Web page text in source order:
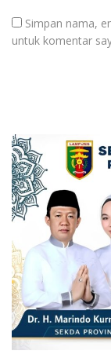
Simpan nama,
untuk komentar